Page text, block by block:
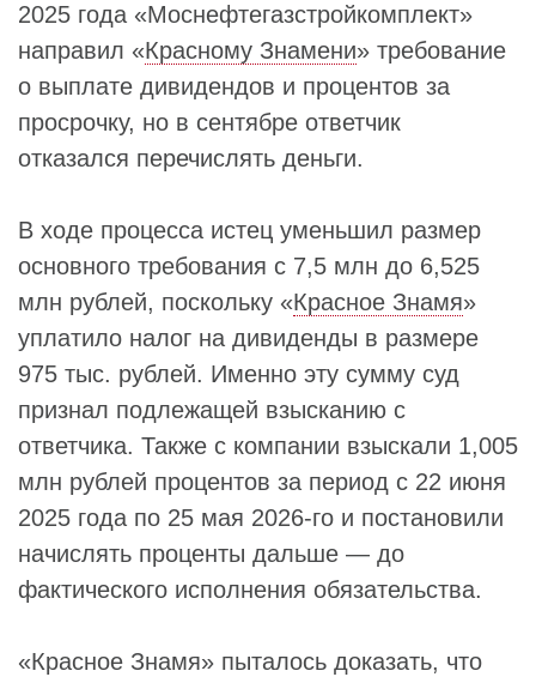
2025 года «Моснефтегазстройкомплект»
направил «Красному Знамени» требование
о выплате дивидендов и процентов за
просрочку, но в сентябре ответчик
отказался перечислять деньги.
В ходе процесса истец уменьшил размер
основного требования с 7,5 млн до 6,525
млн рублей, поскольку «Красное Знамя»
уплатило налог на дивиденды в размере
975 тыс. рублей. Именно эту сумму суд
признал подлежащей взысканию с
ответчика. Также с компании взыскали 1,005
млн рублей процентов за период с 22 июня
2025 года по 25 мая 2026-го и постановили
начислять проценты дальше — до
фактического исполнения обязательства.
«Красное Знамя» пыталось доказать, что